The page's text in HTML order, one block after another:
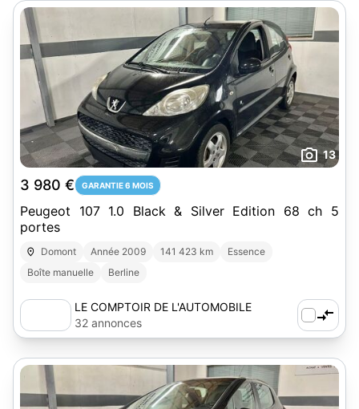
13
3 980 € GARANTIE 6 MOIS
Peugeot 107 1.0 Black & Silver Edition 68 ch 5
portes
Domont Année 2009 141 423 km
Essence
Boîte manuelle
Berline
LE COMPTOIR DE L'AUTOMOBILE
32 annonces